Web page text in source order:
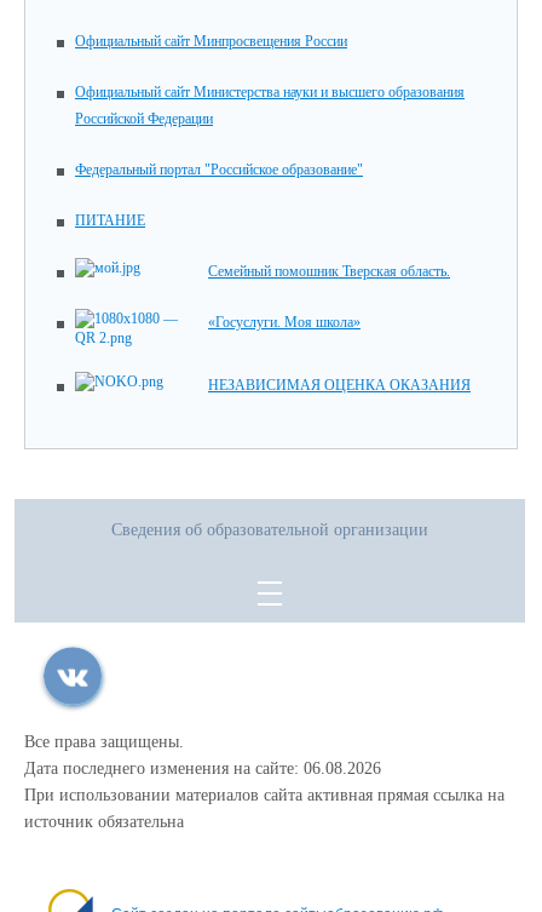
Официальный сайт Минпросвещения России
Официальный сайт Министерства науки и высшего образования
Российской Федерации
Федеральный портал "Российское образование"
ПИТАНИЕ
Семейный помошник Тверская область.
«Госуслуги. Моя школа»
НЕЗАВИСИМАЯ ОЦЕНКА ОКАЗАНИЯ
Сведения об образовательной организации
Все права защищены.
Дата последнего изменения на сайте: 06.08.2026
При использовании материалов сайта активная прямая ссылка на
источник обязательна